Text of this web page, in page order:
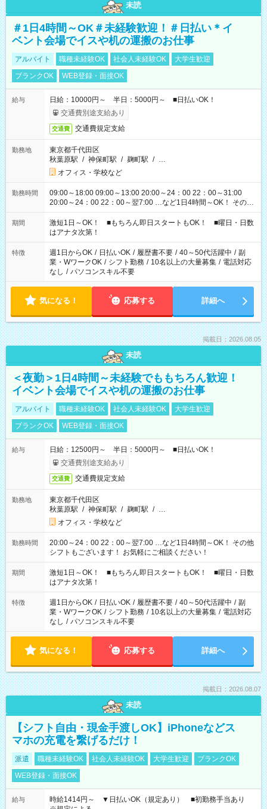
未読
＃1日4時間～OK＃未経験歓迎！＃日払い＊イ
ベント会場でイスや机の運搬のお仕事
アルバイト 職種未経験OK 社会人未経験OK
大学生歓迎
ブランクOK
WEB登録・面接OK
給与
日給：10000円～ 半日：5000円～ ■日払いOK！
交通費別途支給あり
交通費 交通費規定支給
勤務地
東京都千代田区
秋葉原駅 / 神保町駅 / 麹町駅 / …
オフィス・学校など
勤務時間
09:00～18:00 09:00～13:00 20:00～24：00 22：00～31:00
20:00～24：00 22：00～翌7:00 …など1日4時間～OK！ その他
シフトもございます！ お気軽にご相談ください！
期間
激短1日～OK！ ■もちろん即日スタートもOK！ ■曜日・日数
はアナタ次第！
特徴 週1日からOK / 日払いOK / 履歴書不要 / 40～50代活躍中 / 副
業・WワークOK / シフト勤務 / 10名以上の大量募集 / 電話対応
なし / パソコンスキル不要
気になる！ 応募する 詳細へ
掲載日：2026.08.05
未読
＜夜勤＞1日4時間～未経験でももちろん歓迎！
イベント会場でイスや机の運搬のお仕事
アルバイト 職種未経験OK 社会人未経験OK
大学生歓迎
ブランクOK
WEB登録・面接OK
給与
日給：12500円～ 半日：5000円～ ■日払いOK！
交通費別途支給あり
交通費 交通費規定支給
勤務地
東京都千代田区
秋葉原駅 / 神保町駅 / 麹町駅 / …
オフィス・学校など
勤務時間
20:00～24：00 22：00～翌7:00 …など1日4時間～OK！ その他
シフトもございます！ お気軽にご相談ください！
期間
激短1日～OK！ ■もちろん即日スタートもOK！ ■曜日・日数
はアナタ次第！
特徴 週1日からOK / 日払いOK / 履歴書不要 / 40～50代活躍中 / 副
業・WワークOK / シフト勤務 / 10名以上の大量募集 / 電話対応
なし / パソコンスキル不要
気になる！ 応募する 詳細へ
掲載日：2026.08.07
未読
【シフト自由・現金手渡しOK】iPhoneなどス
マホの充電を繋げるだけ！
派遣 職種未経験OK 社会人未経験OK 大学生歓迎
ブランクOK
WEB登録・面接OK
給与
時給1414円～ ▼日払いOK（規定あり） ■初勤務手当あり